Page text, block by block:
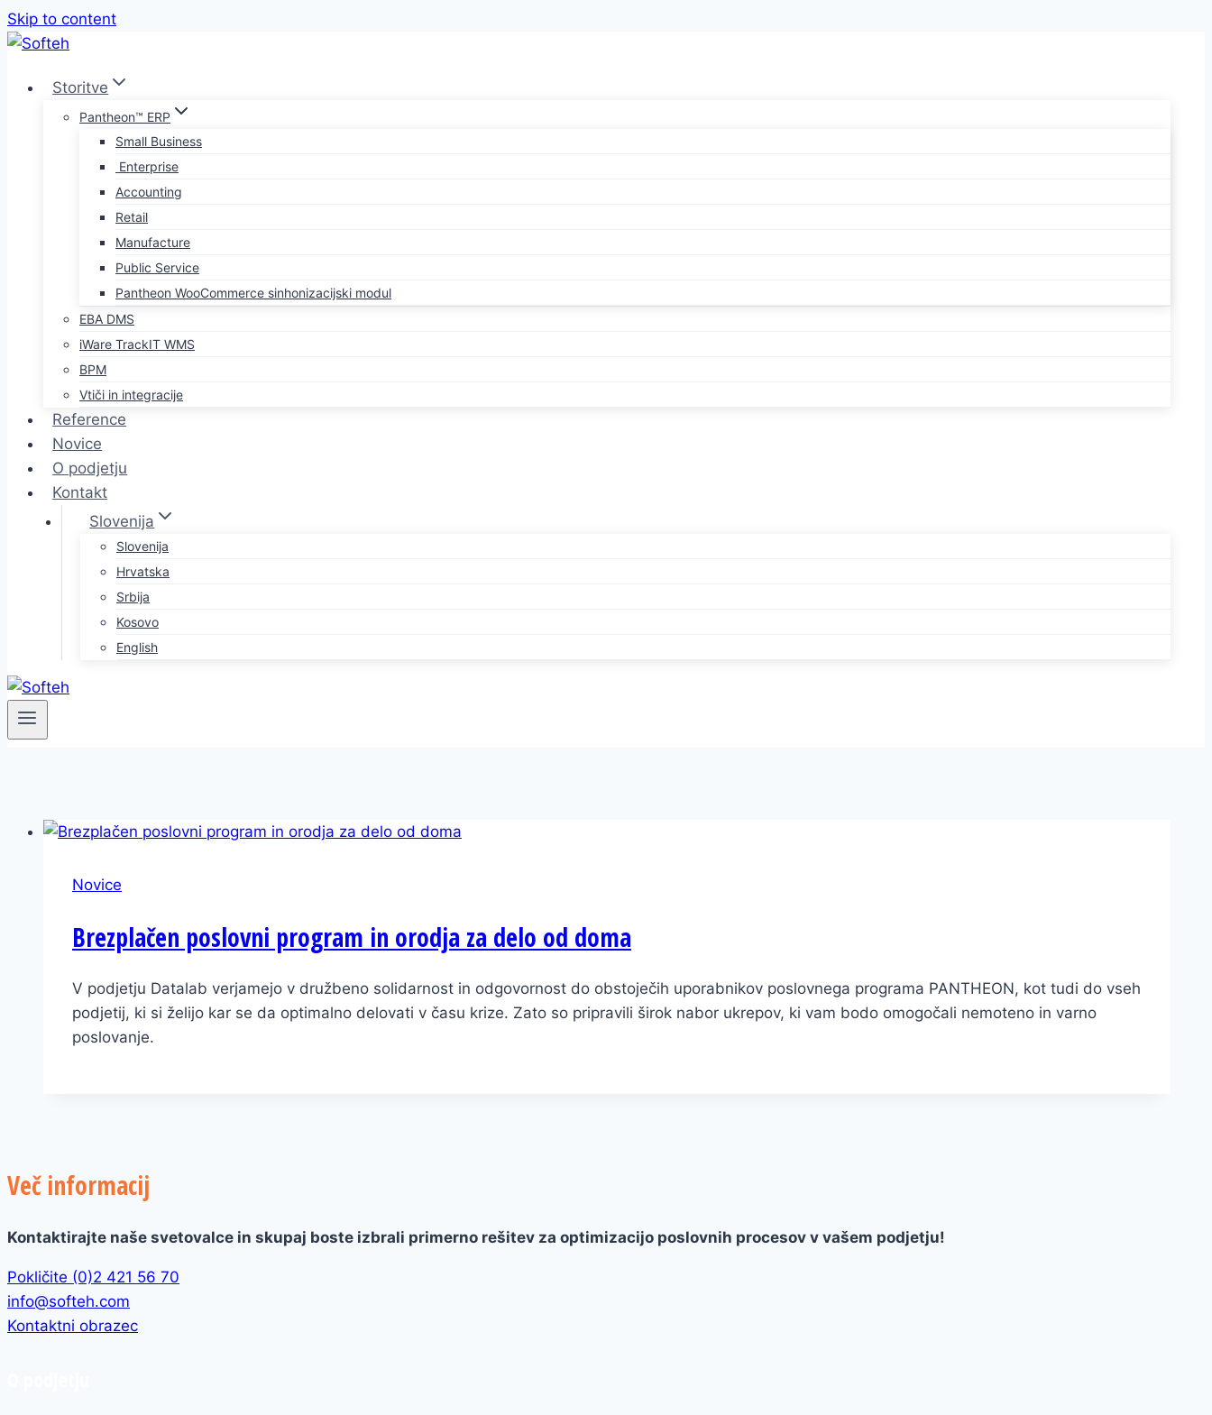
Skip to content
Storitve
Pantheon™ ERP
Small Business
Enterprise
Accounting
Retail
Manufacture
Public Service
Pantheon WooCommerce sinhonizacijski modul
EBA DMS
iWare TrackIT WMS
BPM
Vtiči in integracije
Reference
Novice
O podjetju
Kontakt
Slovenija
Slovenija
Hrvatska
Srbija
Kosovo
English
Novice
Brezplačen poslovni program in orodja za delo od doma
V podjetju Datalab verjamejo v družbeno solidarnost in odgovornost do obstoječih uporabnikov poslovnega programa PANTHEON, kot tudi do vseh
podjetij, ki si želijo kar se da optimalno delovati v času krize. Zato so pripravili širok nabor ukrepov, ki vam bodo omogočali nemoteno in varno
poslovanje.
Več informacij
Kontaktirajte naše svetovalce in skupaj boste izbrali primerno rešitev za optimizacijo poslovnih procesov v vašem podjetju!
Pokličite (0)2 421 56 70
info@softeh.com
Kontaktni obrazec